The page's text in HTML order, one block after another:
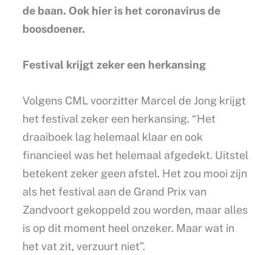
de baan. Ook hier is het coronavirus de
boosdoener.
Festival krijgt zeker een herkansing
Volgens CML voorzitter Marcel de Jong krijgt
het festival zeker een herkansing. “Het
draaiboek lag helemaal klaar en ook
financieel was het helemaal afgedekt. Uitstel
betekent zeker geen afstel. Het zou mooi zijn
als het festival aan de Grand Prix van
Zandvoort gekoppeld zou worden, maar alles
is op dit moment heel onzeker. Maar wat in
het vat zit, verzuurt niet”.